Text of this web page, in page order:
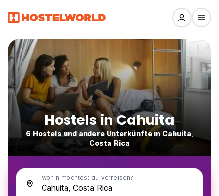
Hostels in Cahuita
6 Hostels und andere Unterkünfte in Cahuita,
Costa Rica
Wohin möchtest du verreisen?